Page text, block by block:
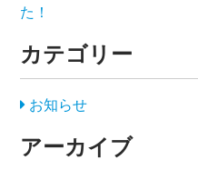
た！
カテゴリー
お知らせ
アーカイブ